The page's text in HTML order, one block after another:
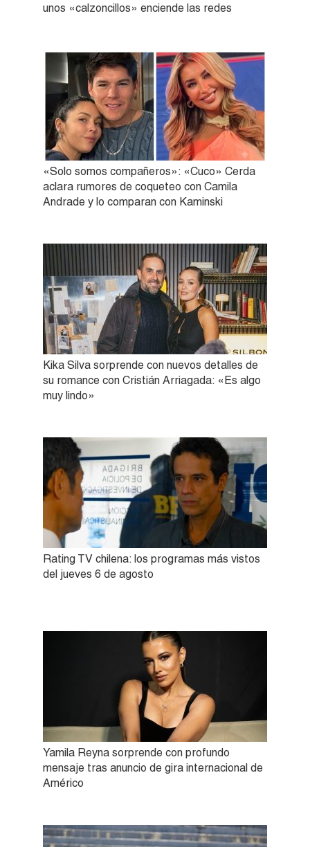
unos «calzoncillos» enciende las redes
«Solo somos compañeros»: «Cuco» Cerda
aclara rumores de coqueteo con Camila
Andrade y lo comparan con Kaminski
Kika Silva sorprende con nuevos detalles de
su romance con Cristián Arriagada: «Es algo
muy lindo»
Rating TV chilena: los programas más vistos
del jueves 6 de agosto
Yamila Reyna sorprende con profundo
mensaje tras anuncio de gira internacional de
Américo